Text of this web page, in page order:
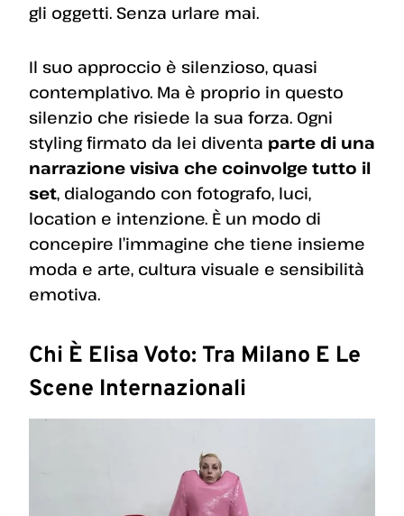
gli oggetti. Senza urlare mai.
Il suo approccio è silenzioso, quasi
contemplativo. Ma è proprio in questo
silenzio che risiede la sua forza. Ogni
styling firmato da lei diventa parte di una
narrazione visiva che coinvolge tutto il
set, dialogando con fotografo, luci,
location e intenzione. È un modo di
concepire l’immagine che tiene insieme
moda e arte, cultura visuale e sensibilità
emotiva.
Chi È Elisa Voto: Tra Milano E Le
Scene Internazionali